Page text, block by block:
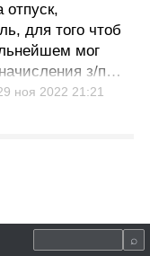
для того чтоб
мог
з/п…
ноя 2022 21:21